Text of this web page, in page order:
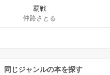
覇戦
仲路さとる
同じジャンルの本を探す